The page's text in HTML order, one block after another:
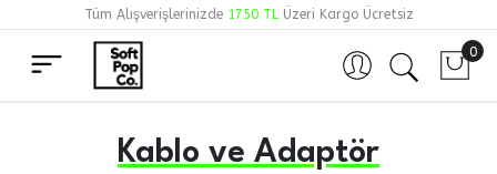
Tüm Alışverişlerinizde 1750 TLÜzeri Kargo Ücretsiz
Hesabım 0
Kablo ve Adaptör